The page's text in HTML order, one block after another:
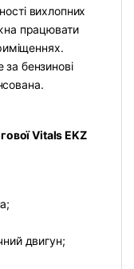
вихлопних
працювати
за бензинові
Vitals EKZ
двигун;